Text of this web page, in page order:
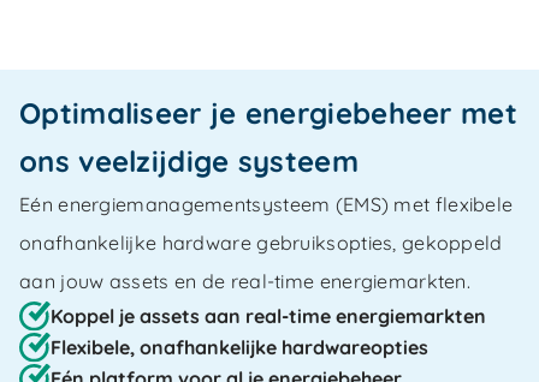
Optimaliseer je energiebeheer met
ons veelzijdige systeem
Eén energiemanagementsysteem (EMS) met flexibele
onafhankelijke hardware gebruiksopties, gekoppeld
aan jouw assets en de real-time energiemarkten.
Koppel je assets aan real-time energiemarkten
Flexibele, onafhankelijke hardwareopties